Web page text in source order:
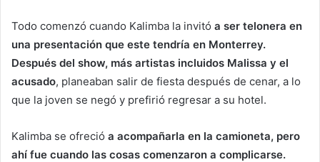
Todo comenzó cuando Kalimba la invitó a ser telonera en
una presentación que este tendría en Monterrey.
Después del show, más artistas incluidos Malissa y el
acusado, planeaban salir de fiesta después de cenar, a lo
que la joven se negó y prefirió regresar a su hotel.
Kalimba se ofreció a acompañarla en la camioneta, pero
ahí fue cuando las cosas comenzaron a complicarse.